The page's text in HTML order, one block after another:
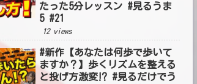
たった5分レッスン #見るうま
5 #21
12 views
#新作【あなたは何歩で歩いて
ますか？】歩くリズムを整える
と投げ方激変⁉ #見るだけでう